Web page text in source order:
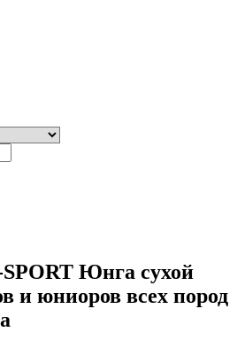
Юнга сухой
и юниоров всех пород